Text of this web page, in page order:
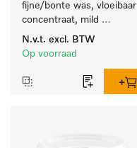
fijne/bonte was, vloeibaar
concentraat, mild
alkalisch, 1 l voor het
reinigen van bonte was
N.v.t. excl. BTW
Op voorraad